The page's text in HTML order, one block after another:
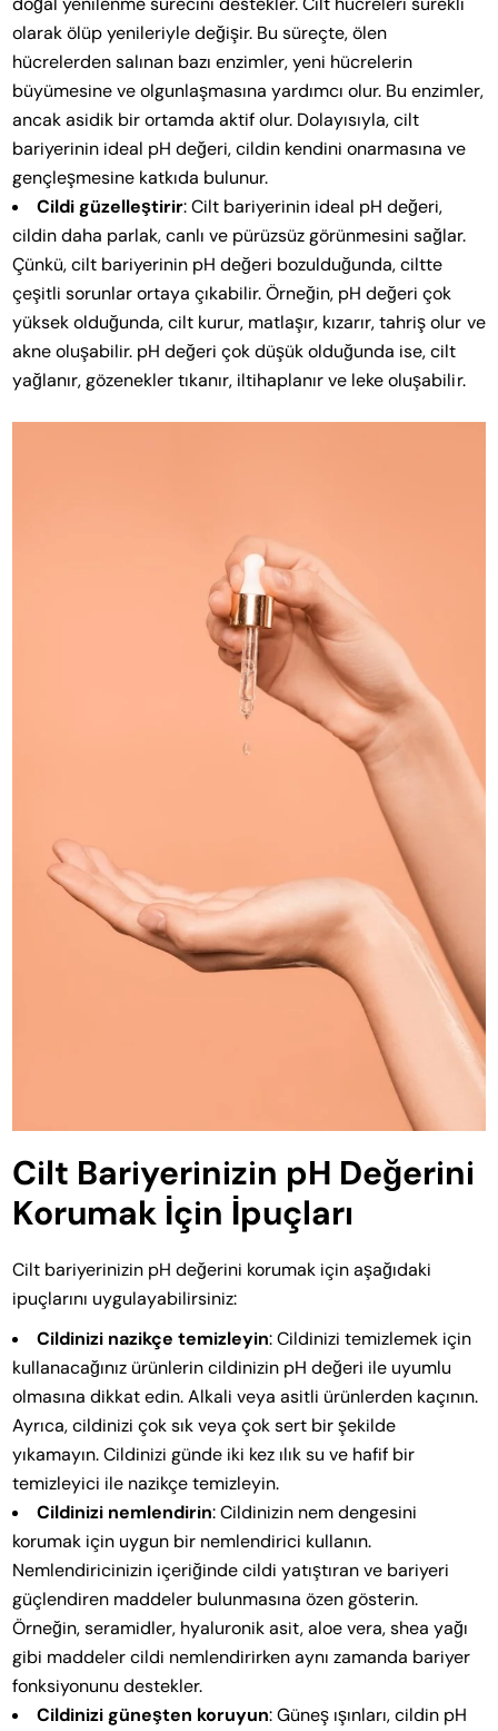
olarak ölüp yenileriyle değişir. Bu süreçte, ölen
hücrelerden salınan bazı enzimler, yeni hücrelerin
büyümesine ve olgunlaşmasına yardımcı olur. Bu enzimler,
ancak asidik bir ortamda aktif olur. Dolayısıyla, cilt
bariyerinin ideal pH değeri, cildin kendini onarmasına ve
gençleşmesine katkıda bulunur.
Cildi güzelleştirir: Cilt bariyerinin ideal pH değeri,
cildin daha parlak, canlı ve pürüzsüz görünmesini sağlar.
Çünkü, cilt bariyerinin pH değeri bozulduğunda, ciltte
çeşitli sorunlar ortaya çıkabilir. Örneğin, pH değeri çok
yüksek olduğunda, cilt kurur, matlaşır, kızarır, tahriş olur ve
akne oluşabilir. pH değeri çok düşük olduğunda ise, cilt
yağlanır, gözenekler tıkanır, iltihaplanır ve leke oluşabilir.
Cilt Bariyerinizin pH Değerini
Korumak İçin İpuçları
Cilt bariyerinizin pH değerini korumak için aşağıdaki
ipuçlarını uygulayabilirsiniz:
Cildinizi nazikçe temizleyin: Cildinizi temizlemek için
kullanacağınız ürünlerin cildinizin pH değeri ile uyumlu
olmasına dikkat edin. Alkali veya asitli ürünlerden kaçının.
Ayrıca, cildinizi çok sık veya çok sert bir şekilde
yıkamayın. Cildinizi günde iki kez ılık su ve hafif bir
temizleyici ile nazikçe temizleyin.
Cildinizi nemlendirin: Cildinizin nem dengesini
korumak için uygun bir nemlendirici kullanın.
Nemlendiricinizin içeriğinde cildi yatıştıran ve bariyeri
güçlendiren maddeler bulunmasına özen gösterin.
Örneğin, seramidler, hyaluronik asit, aloe vera, shea yağı
gibi maddeler cildi nemlendirirken aynı zamanda bariyer
fonksiyonunu destekler.
Cildinizi güneşten koruyun: Güneş ışınları, cildin pH